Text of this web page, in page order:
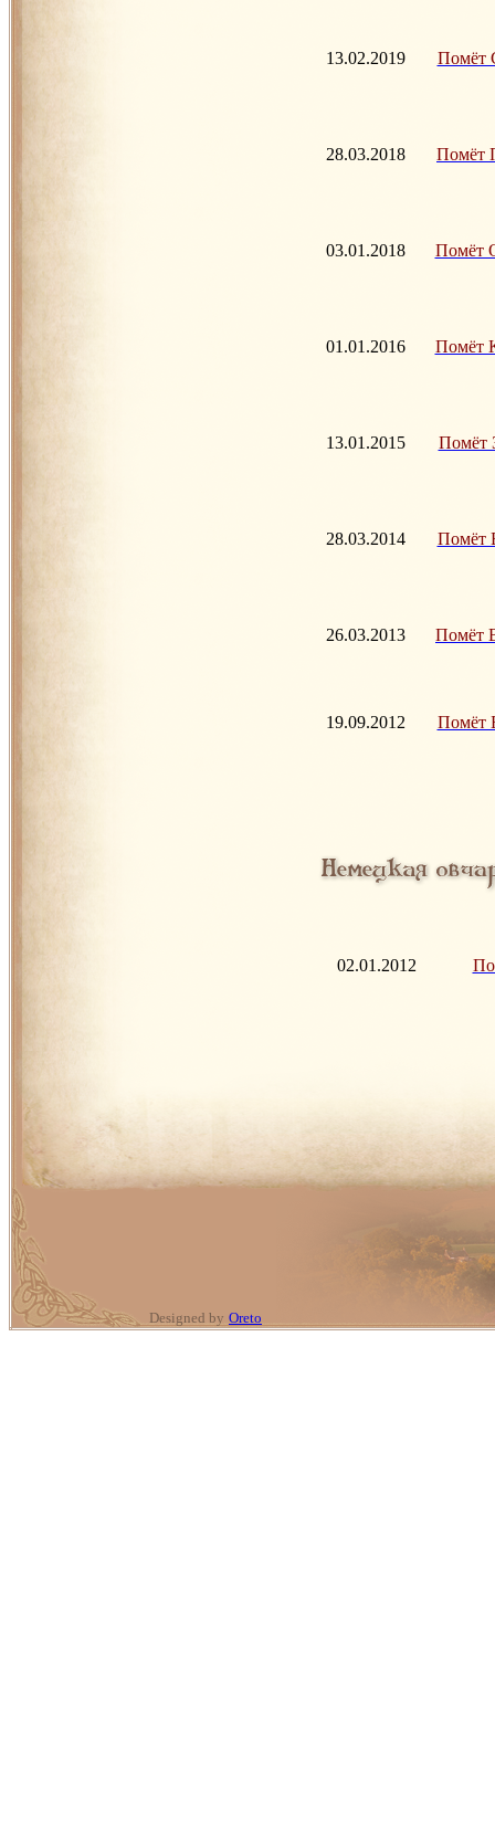
13.02.2019 Помёт
28.03.2018 Помёт
03.01.2018 Помёт
01.01.2016 Помёт
13.01.2015 Помёт
28.03.2014 Помёт
26.03.2013 Помёт
19.09.2012 Помёт
02.01.2012
Designed by Oreto